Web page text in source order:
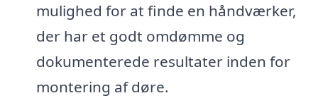
mulighed for at finde en håndværker,
der har et godt omdømme og
dokumenterede resultater inden for
montering af døre.